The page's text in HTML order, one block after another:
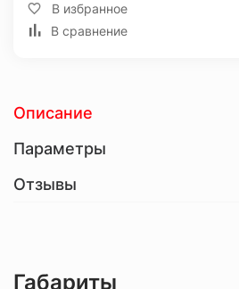
В избранное
В сравнение
Описание
Параметры
Отзывы
Габариты